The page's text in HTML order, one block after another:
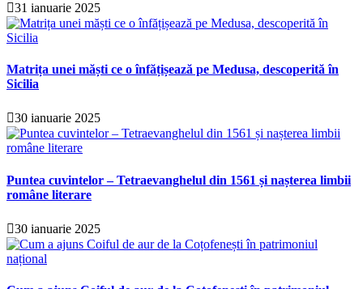
31 ianuarie 2025
Matrița unei măști ce o înfățișează pe Medusa, descoperită în
Sicilia
30 ianuarie 2025
Puntea cuvintelor – Tetraevanghelul din 1561 și nașterea limbii
române literare
30 ianuarie 2025